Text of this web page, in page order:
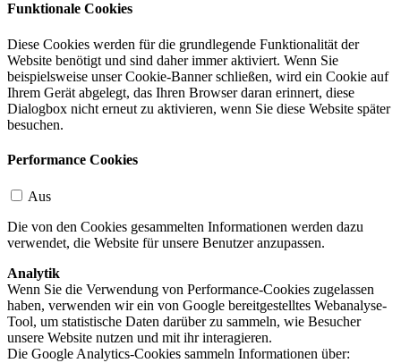
Funktionale Cookies
Diese Cookies werden für die grundlegende Funktionalität der
Website benötigt und sind daher immer aktiviert. Wenn Sie
beispielsweise unser Cookie-Banner schließen, wird ein Cookie auf
Ihrem Gerät abgelegt, das Ihren Browser daran erinnert, diese
Dialogbox nicht erneut zu aktivieren, wenn Sie diese Website später
besuchen.
Performance Cookies
Aus
Die von den Cookies gesammelten Informationen werden dazu
verwendet, die Website für unsere Benutzer anzupassen.
Analytik
Wenn Sie die Verwendung von Performance-Cookies zugelassen
haben, verwenden wir ein von Google bereitgestelltes Webanalyse-
Tool, um statistische Daten darüber zu sammeln, wie Besucher
unsere Website nutzen und mit ihr interagieren.
Die Google Analytics-Cookies sammeln Informationen über: